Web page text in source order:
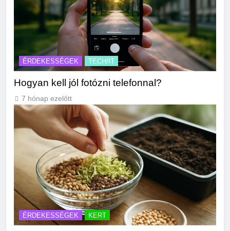
ÉRDEKESSÉGEK TECH/IT
Hogyan kell jól fotózni telefonnal?
7 hónap ezelőtt
ÉRDEKESSÉGEK KERT